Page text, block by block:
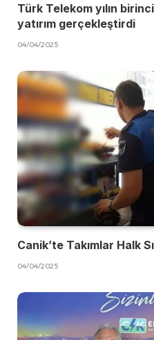
Türk Telekom yılın
yatırım gerçekleştirdi
04/04/2025
Canik’te Takımlar Halk
04/04/2025